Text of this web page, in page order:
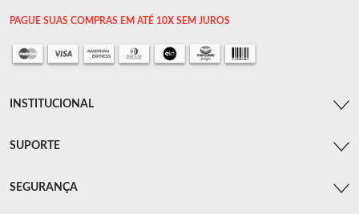
PAGUE SUAS COMPRAS EM ATÉ 10X SEM JUROS
INSTITUCIONAL
SUPORTE
SEGURANÇA